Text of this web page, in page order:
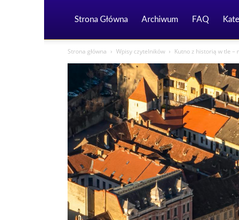
Strona Główna Archiwum FAQ
Strona główna Wpisy czytelników Kutno z historią w tle –